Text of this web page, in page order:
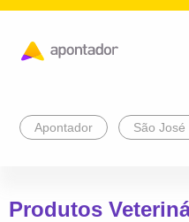
Apontador
Produtos